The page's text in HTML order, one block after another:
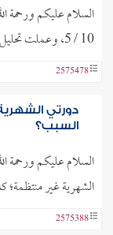
السلام عليكم ورحمة
10 / 5، وعملت تحليل حمل، وطلع إيجابيًا،..
2575478
دورتي
السبب؟
الشهرية غير
2575388